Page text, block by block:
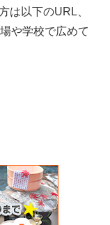
は以下のURL、
や学校で広めて